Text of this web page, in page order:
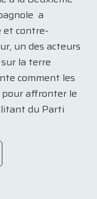
a
et contre-
un des acteurs
sur la terre
comment les
pour affronter le
du Parti